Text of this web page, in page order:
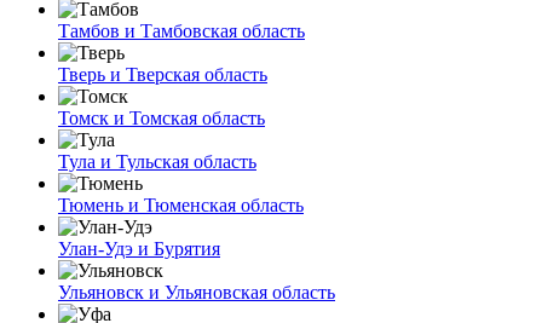
Тамбов и Тамбовская область
Тверь и Тверская область
Томск и Томская область
Тула и Тульская область
Тюмень и Тюменская область
Улан-Удэ и Бурятия
Ульяновск и Ульяновская область